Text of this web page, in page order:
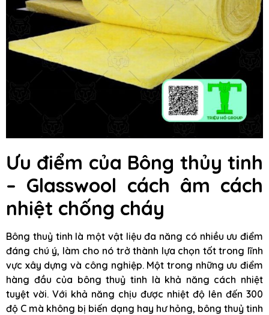
Ưu điểm của Bông thủy tinh
– Glasswool cách âm cách
nhiệt chống cháy
Bông thuỷ tinh là một vật liệu đa năng có nhiều ưu điểm
đáng chú ý, làm cho nó trở thành lựa chọn tốt trong lĩnh
vực xây dựng và công nghiệp. Một trong những ưu điểm
hàng đầu của bông thuỷ tinh là khả năng cách nhiệt
tuyệt vời. Với khả năng chịu được nhiệt độ lên đến 300
độ C mà không bị biến dạng hay hư hỏng, bông thuỷ tinh